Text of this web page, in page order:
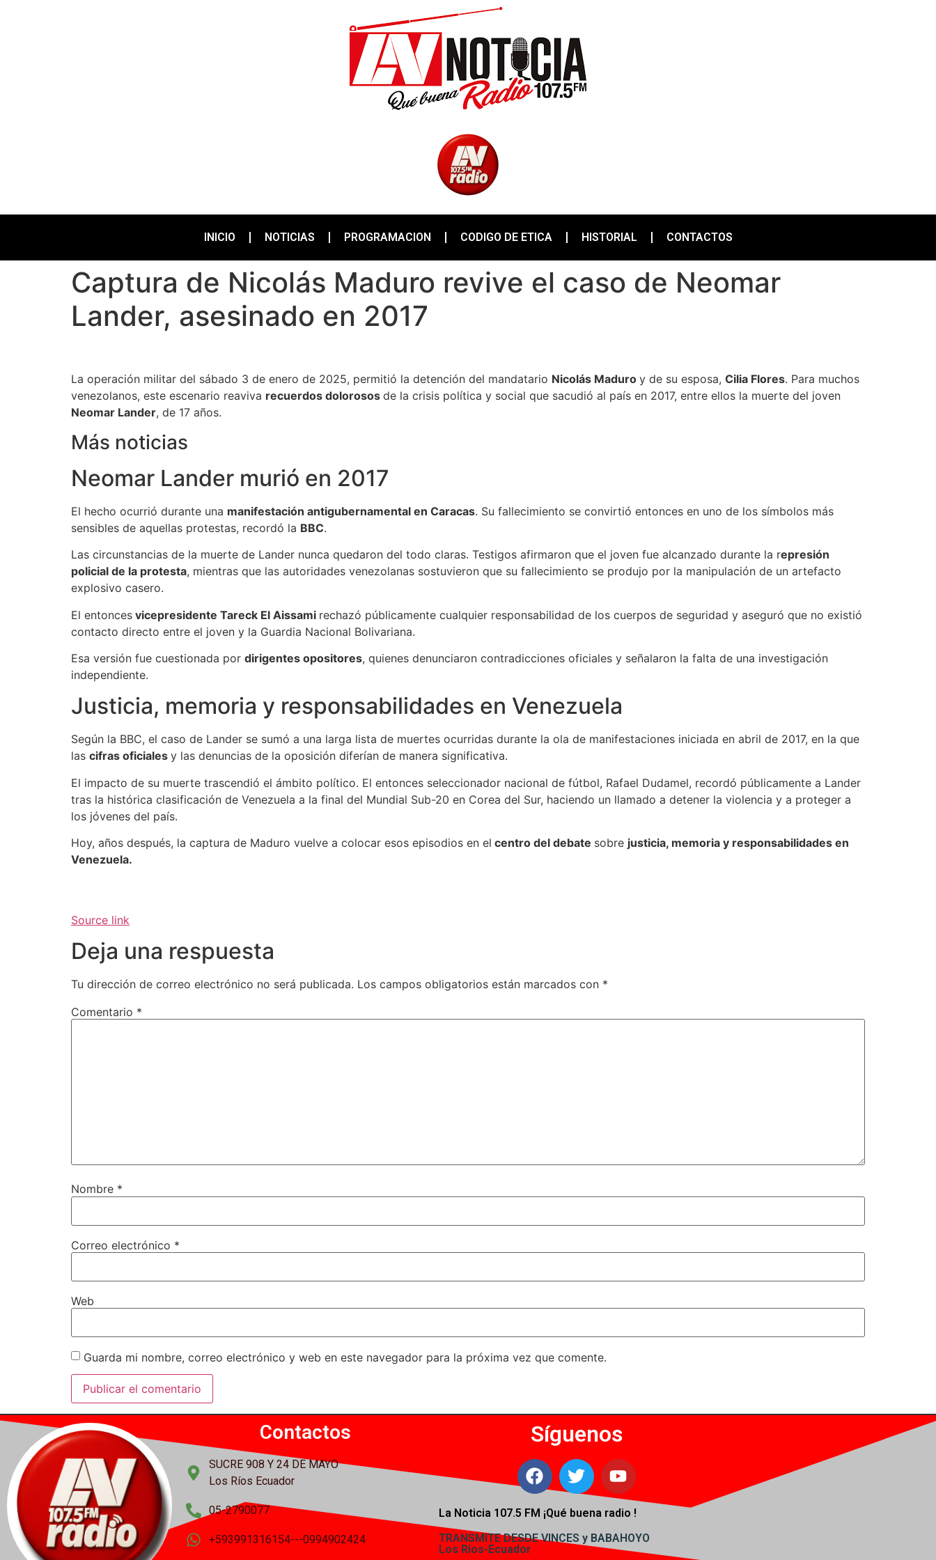
INICIO NOTICIAS PROGRAMACION CODIGO DE ETICA HISTORIAL CONTACTOS
Captura de Nicolás Maduro revive el caso de Neomar
Lander, asesinado en 2017
La operación militar del sábado 3 de enero de 2025, permitió la detención del mandatario Nicolás Maduro y de su esposa, Cilia Flores. Para muchos
venezolanos, este escenario reaviva recuerdos dolorosos de la crisis política y social que sacudió al país en 2017, entre ellos la muerte del joven
Neomar Lander, de 17 años.
Más noticias
Neomar Lander murió en 2017
El hecho ocurrió durante una manifestación antigubernamental en Caracas. Su fallecimiento se convirtió entonces en uno de los símbolos más
sensibles de aquellas protestas, recordó la BBC.
Las circunstancias de la muerte de Lander nunca quedaron del todo claras. Testigos afirmaron que el joven fue alcanzado durante la represión
policial de la protesta, mientras que las autoridades venezolanas sostuvieron que su fallecimiento se produjo por la manipulación de un artefacto
explosivo casero.
El entonces vicepresidente Tareck El Aissami rechazó públicamente cualquier responsabilidad de los cuerpos de seguridad y aseguró que no existió
contacto directo entre el joven y la Guardia Nacional Bolivariana.
Esa versión fue cuestionada por dirigentes opositores, quienes denunciaron contradicciones oficiales y señalaron la falta de una investigación
independiente.
Justicia, memoria y responsabilidades en Venezuela
Según la BBC, el caso de Lander se sumó a una larga lista de muertes ocurridas durante la ola de manifestaciones iniciada en abril de 2017, en la que
las cifras oficiales y las denuncias de la oposición diferían de manera significativa.
El impacto de su muerte trascendió el ámbito político. El entonces seleccionador nacional de fútbol, Rafael Dudamel, recordó públicamente a Lander
tras la histórica clasificación de Venezuela a la final del Mundial Sub-20 en Corea del Sur, haciendo un llamado a detener la violencia y a proteger a
los jóvenes del país.
Hoy, años después, la captura de Maduro vuelve a colocar esos episodios en el centro del debate sobre justicia, memoria y responsabilidades en
Venezuela.
Source link
Deja una respuesta
Tu dirección de correo electrónico no será publicada. Los campos obligatorios están marcados con *
Comentario *
Nombre *
Correo electrónico *
Web
Guarda mi nombre, correo electrónico y web en este navegador para la próxima vez que comente.
Contactos
SUCRE 908 Y 24 DE MAYO
Los Ríos Ecuador
05-2790077
+593991316154---0994902424
Síguenos
La Noticia 107.5 FM ¡Qué buena radio !
TRANSMITE DESDE VINCES y BABAHOYO
Los Ríos-Ecuador